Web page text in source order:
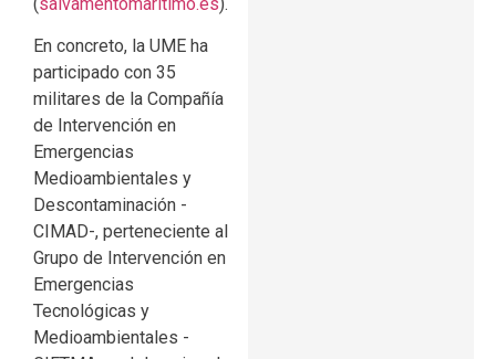
En concreto, la UME ha
participado con 35
militares de la Compañía
de Intervención en
Emergencias
Medioambientales y
Descontaminación -
CIMAD-, perteneciente al
Grupo de Intervención en
Emergencias
Tecnológicas y
Medioambientales -